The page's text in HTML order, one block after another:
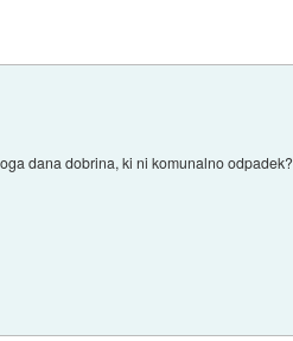
dana dobrina, ki ni komunalno odpadek?